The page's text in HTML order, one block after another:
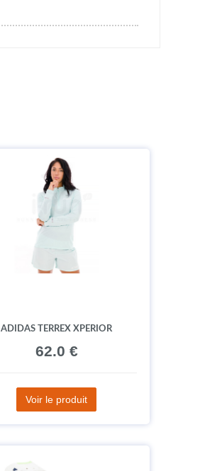
ADIDAS TERREX XPERIOR
62.0 €
Voir le produit